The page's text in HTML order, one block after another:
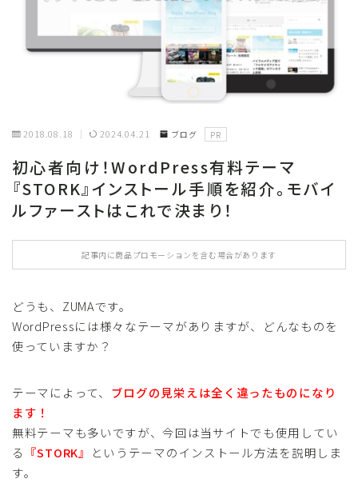
2018.08.18 2024.04.21 ブログ PR
初心者向け！WordPress有料テーマ
『STORK』インストール手順を紹介。モバイ
ルファーストはこれで決まり！
記事内に商品プロモーションを含む場合があります
どうも、ZUMAです。
WordPressには様々なテーマがありますが、どんなものを
使っていますか？
テーマによって、 ブログの見栄えは全く違ったものになり
ます！
無料テーマも多いですが、今回は当サイトでも使用してい
る 『STORK』
というテーマのインストール方法を説明しま
す。